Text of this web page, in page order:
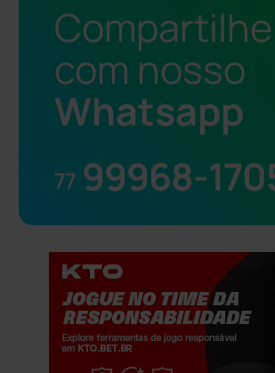
Compartilhe
com nosso
Whatsapp
77 99968-